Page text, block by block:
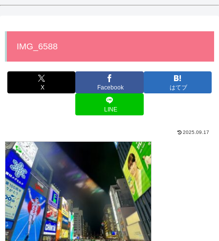
IMG_6588
X Facebook はてブ
LINE
2025.09.17